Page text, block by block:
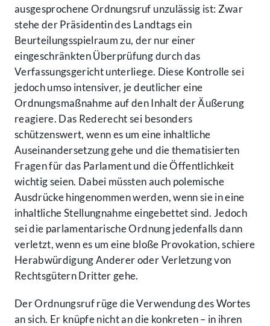
ausgesprochene Ordnungsruf unzulässig ist: Zwar
stehe der Präsidentin des Landtags ein
Beurteilungsspielraum zu, der nur einer
eingeschränkten Überprüfung durch das
Verfassungsgericht unterliege. Diese Kontrolle sei
jedoch umso intensiver, je deutlicher eine
Ordnungsmaßnahme auf den Inhalt der Äußerung
reagiere. Das Rederecht sei besonders
schützenswert, wenn es um eine inhaltliche
Auseinandersetzung gehe und die thematisierten
Fragen für das Parlament und die Öffentlichkeit
wichtig seien. Dabei müssten auch polemische
Ausdrücke hingenommen werden, wenn sie in eine
inhaltliche Stellungnahme eingebettet sind. Jedoch
sei die parlamentarische Ordnung jedenfalls dann
verletzt, wenn es um eine bloße Provokation, schiere
Herabwürdigung Anderer oder Verletzung von
Rechtsgütern Dritter gehe.
Der Ordnungsruf rüge die Verwendung des Wortes
an sich. Er knüpfe nicht an die konkreten – in ihren